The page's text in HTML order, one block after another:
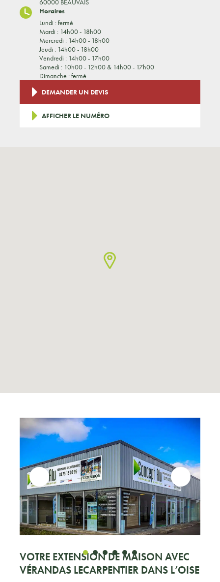
60000 BEAUVAIS
Horaires
Lundi : fermé
Mardi : 14h00 - 18h00
Mercredi : 14h00 - 18h00
Jeudi : 14h00 - 18h00
Vendredi : 14h00 - 17h00
Samedi : 10h00 - 12h00 & 14h00 - 17h00
Dimanche : fermé
DEMANDER UN DEVIS
AFFICHER LE NUMÉRO
VOTRE EXTENSION DE MAISON AVEC
VÉRANDAS LECARPENTIER DANS L’OISE